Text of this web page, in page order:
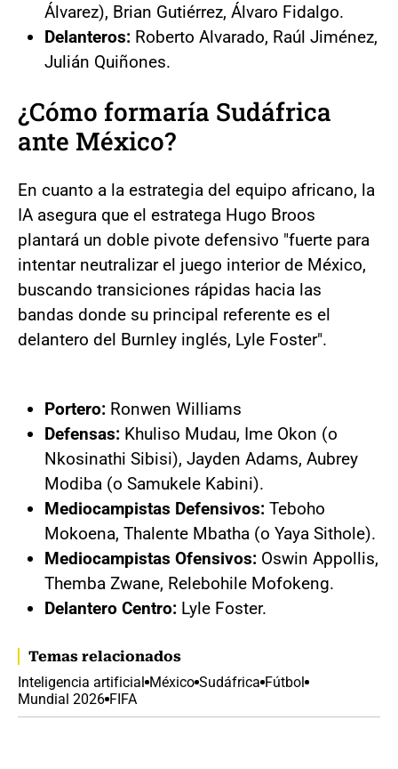
Álvarez), Brian Gutiérrez, Álvaro Fidalgo.
Delanteros: Roberto Alvarado, Raúl Jiménez,
Julián Quiñones.
¿Cómo formaría Sudáfrica
ante México?
En cuanto a la estrategia del equipo africano, la
IA asegura que el estratega Hugo Broos
plantará un doble pivote defensivo "fuerte para
intentar neutralizar el juego interior de México,
buscando transiciones rápidas hacia las
bandas donde su principal referente es el
delantero del Burnley inglés, Lyle Foster".
Portero: Ronwen Williams
Defensas: Khuliso Mudau, Ime Okon (o
Nkosinathi Sibisi), Jayden Adams, Aubrey
Modiba (o Samukele Kabini).
Mediocampistas Defensivos: Teboho
Mokoena, Thalente Mbatha (o Yaya Sithole).
Mediocampistas Ofensivos: Oswin Appollis,
Themba Zwane, Relebohile Mofokeng.
Delantero Centro: Lyle Foster.
Temas relacionados
Inteligencia artificial México Sudáfrica Fútbol
Mundial 2026 FIFA